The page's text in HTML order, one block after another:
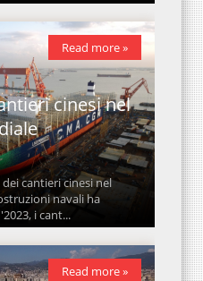
cinesi nel
cantieri cinesi nel
navali ha
i cant...
Read more »
Read more »